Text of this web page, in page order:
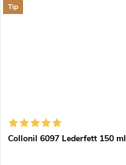
Tip
Collonil 6097 Lederfett 150 ml